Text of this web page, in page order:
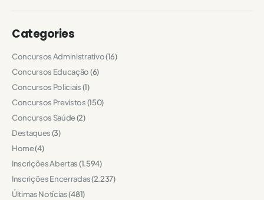
Categories
Concursos Administrativo(16)
Concursos Educação(6)
Concursos Policiais(1)
Concursos Previstos(150)
Concursos Saúde(2)
Destaques(3)
Home(4)
Inscrições Abertas(1.594)
Inscrições Encerradas(2.237)
Últimas Notícias(481)